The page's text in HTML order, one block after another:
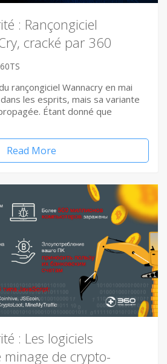
: Rançongiciel
cracké par 360
rançongiciel Wannacry en mai
les esprits, mais sa variante
Étant donné que
Read More
: Les logiciels
de crypto-